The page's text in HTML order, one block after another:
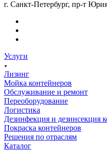
г. Санкт-Петербург, пр-т
Услуги
Лизинг
Мойка контейнеров
Обслуживание и ремонт
Переоборудование
Логистика
Дезинфекция и дезинсекция
Покраска контейнеров
Решения по отраслям
Каталог